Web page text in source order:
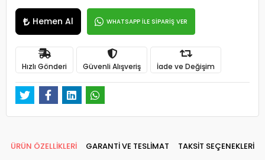
Hemen Al WHATSAPP İLE SİPARİŞ VER
Hızlı Gönderi Güvenli Alışveriş İade ve Değişim
ÜRÜN ÖZELLİKLERİ GARANTİ VE TESLİMAT TAKSİT SEÇENEKLERİ